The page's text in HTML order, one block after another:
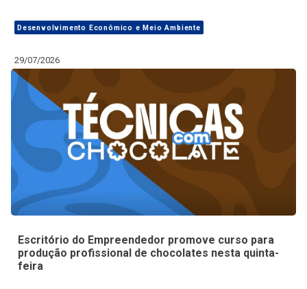
Desenvolvimento Econômico e Meio Ambiente
29/07/2026
Escritório do Empreendedor promove curso para
produção profissional de chocolates nesta quinta-
feira